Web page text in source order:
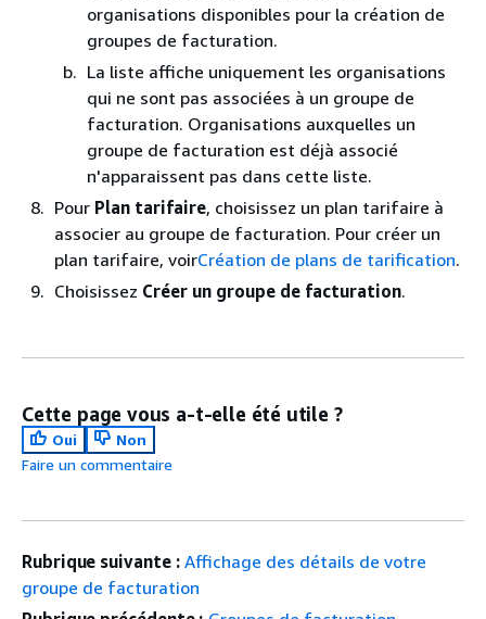
organisations disponibles pour la création de
groupes de facturation.
La liste affiche uniquement les organisations
qui ne sont pas associées à un groupe de
facturation. Organisations auxquelles un
groupe de facturation est déjà associé
n'apparaissent pas dans cette liste.
Pour Plan tarifaire, choisissez un plan tarifaire à
associer au groupe de facturation. Pour créer un
plan tarifaire, voirCréation de plans de tarification.
Choisissez Créer un groupe de facturation.
Cette page vous a-t-elle été utile ?
Oui
Non
Faire un commentaire
Rubrique suivante : Affichage des détails de votre
groupe de facturation